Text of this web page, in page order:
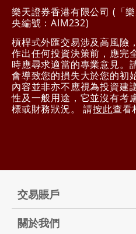
樂天證券香港有限公司 (「
央編號：AIM232)
槓桿式外匯交易涉及高風險
作出任何投資決策前，應完
時應尋求適當的專業意見。
會導致您的損失大於您的初
內容並非亦不應視為投資建
性及一般用途，它並沒有考
標或財務狀況。 請按此查看
交易賬戶
關於我們